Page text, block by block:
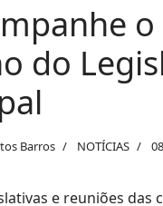
o
do
Barros NOTÍCIAS
e reuniões das